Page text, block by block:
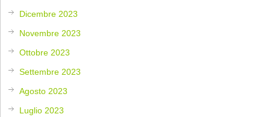
Dicembre 2023
Novembre 2023
Ottobre 2023
Settembre 2023
Agosto 2023
Luglio 2023